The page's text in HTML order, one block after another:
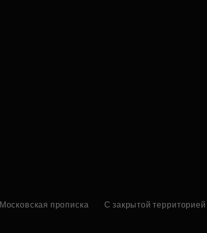
Московская прописка С закрытой территорией